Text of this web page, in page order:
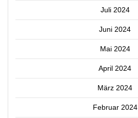
Juli 2024
Juni 2024
Mai 2024
April 2024
März 2024
Februar 2024